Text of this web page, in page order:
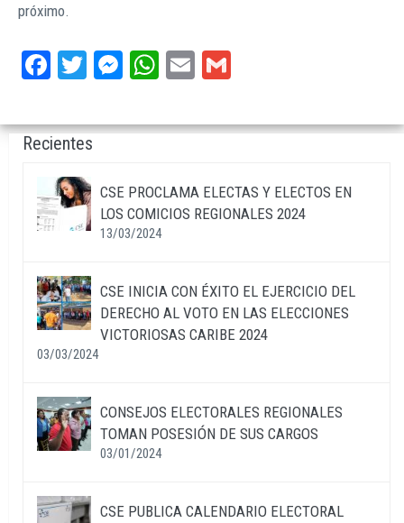
próximo.
Facebook
TwitterMessenger
WhatsApp
Email
Recientes
CSE PROCLAMA ELECTAS Y ELECTOS EN
LOS COMICIOS REGIONALES 2024
13/03/2024
CSE INICIA CON ÉXITO EL EJERCICIO DEL
DERECHO AL VOTO EN LAS ELECCIONES
VICTORIOSAS CARIBE 2024
03/03/2024
CONSEJOS ELECTORALES REGIONALES
TOMAN POSESIÓN DE SUS CARGOS
03/01/2024
CSE PUBLICA CALENDARIO ELECTORAL